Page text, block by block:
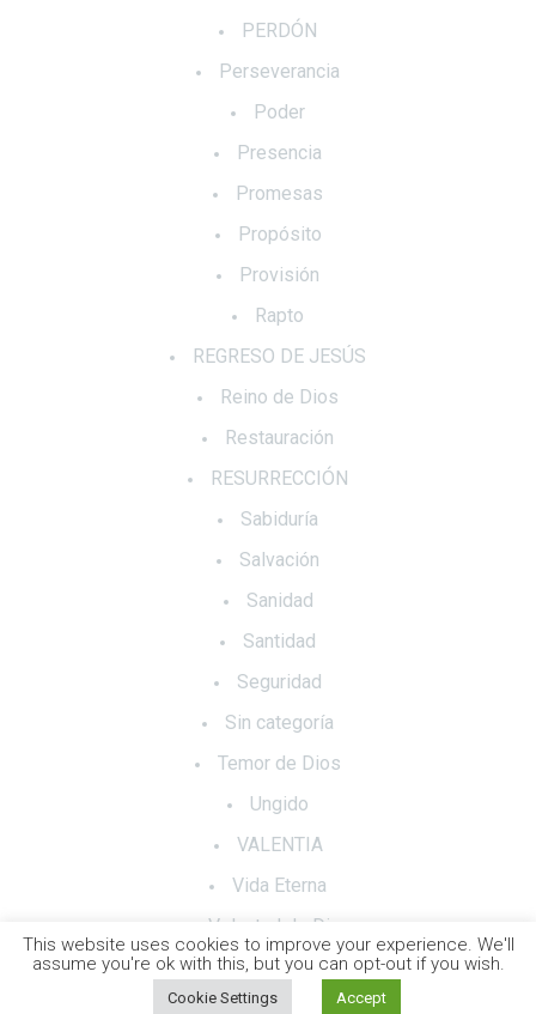
PERDÓN
Perseverancia
Poder
Presencia
Promesas
Propósito
Provisión
Rapto
REGRESO DE JESÚS
Reino de Dios
Restauración
RESURRECCIÓN
Sabiduría
Salvación
Sanidad
Santidad
Seguridad
Sin categoría
Temor de Dios
Ungido
VALENTIA
Vida Eterna
Voluntad de Dios
This website uses cookies to improve your experience. We'll
assume you're ok with this, but you can opt-out if you wish.
Cookie Settings Accept